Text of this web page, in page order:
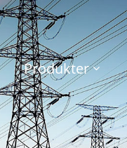
Produkter